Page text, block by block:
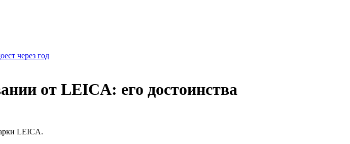
через год
от LEICA: его достоинства
LEICA.